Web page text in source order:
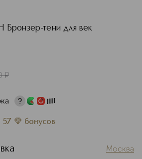
Бронзер-тени для век
¤
57 бонусов
Москва